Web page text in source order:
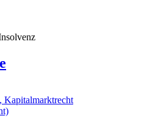
Kapitalmarktrecht